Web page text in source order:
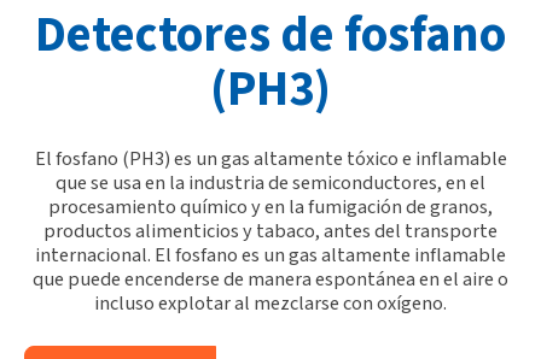
Detectores de fosfano
(PH3)
El fosfano (PH3) es un gas altamente tóxico e inflamable
que se usa en la industria de semiconductores, en el
procesamiento químico y en la fumigación de granos,
productos alimenticios y tabaco, antes del transporte
internacional. El fosfano es un gas altamente inflamable
que puede encenderse de manera espontánea en el aire o
incluso explotar al mezclarse con oxígeno.